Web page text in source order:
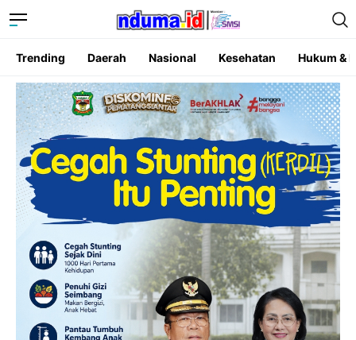
Trending Daerah Nasional Kesehatan Hukum &